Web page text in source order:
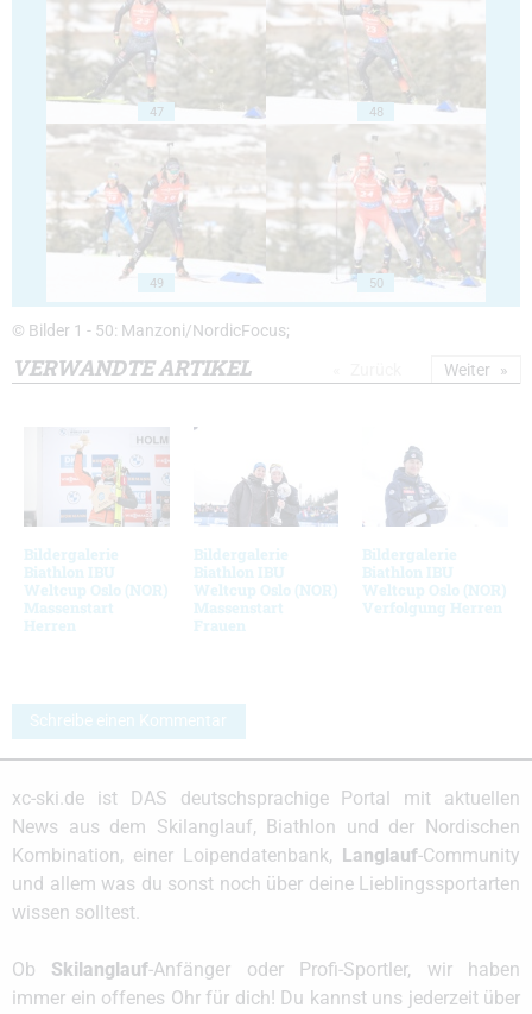
47 48
49 50
© Bilder 1 - 50: Manzoni/NordicFocus;
VERWANDTE ARTIKEL
Bildergalerie
Biathlon IBU
Weltcup Oslo (NOR)
Massenstart
Herren
Bildergalerie
Biathlon IBU
Weltcup Oslo (NOR)
Massenstart
Frauen
Bildergalerie
Biathlon IBU
Weltcup Oslo (NOR)
Verfolgung Herren
Weiter
Schreibe einen Kommentar
xc-ski.de ist DAS deutschsprachige Portal mit aktuellen
News aus dem Skilanglauf, Biathlon und der Nordischen
Kombination, einer Loipendatenbank,
Langlauf-Community
und allem was du sonst noch über deine Lieblingssportarten
wissen solltest.
Ob Skilanglauf-Anfänger oder Profi-Sportler, wir haben
immer ein offenes Ohr für dich! Du kannst uns jederzeit über